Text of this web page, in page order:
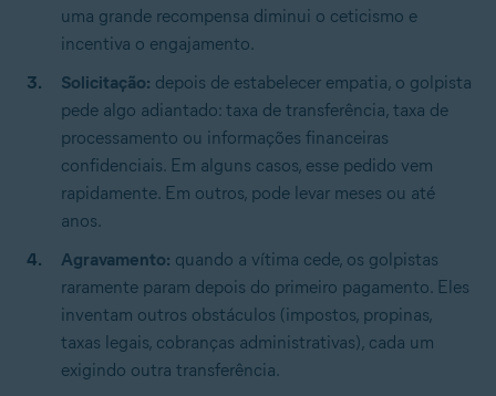
uma grande recompensa diminui o ceticismo e
incentiva o engajamento.
Solicitação: depois de estabelecer empatia, o golpista
pede algo adiantado: taxa de transferência, taxa de
processamento ou informações financeiras
confidenciais. Em alguns casos, esse pedido vem
rapidamente. Em outros, pode levar meses ou até
anos.
Agravamento: quando a vítima cede, os golpistas
raramente param depois do primeiro pagamento. Eles
inventam outros obstáculos (impostos, propinas,
taxas legais, cobranças administrativas), cada um
exigindo outra transferência.